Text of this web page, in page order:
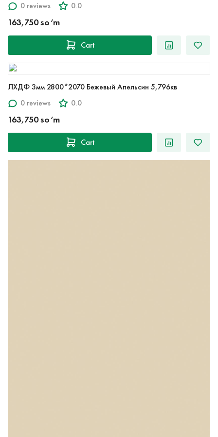
0 reviews
0.0
163,750 so‘m
Cart
ЛХДФ 3мм 2800*2070 Бежевый Апельсин 5,796кв
0 reviews
0.0
163,750 so‘m
Cart